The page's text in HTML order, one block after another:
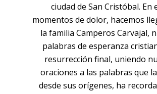
ciudad de San Cristóbal. En
momentos de dolor, hacemos
la familia Camperos Carvajal,
palabras de esperanza
resurrección final, uniendo
oraciones a las palabras que
desde sus orígenes, ha